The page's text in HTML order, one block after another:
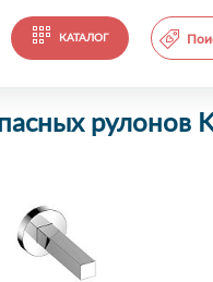
КАТАЛОГ
рулонов